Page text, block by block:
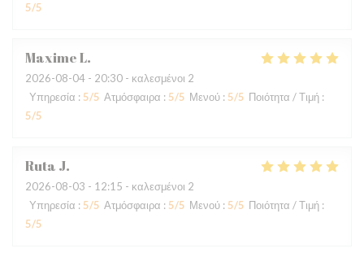
5/5
MaximeL
2026-08-04 - 20:30 - καλεσμένοι 2
Υπηρεσία : 5/5 Ατμόσφαιρα : 5/5 Μενού : 5/5 Ποιότητα / Τιμή :
5/5
Ruta J
2026-08-03 - 12:15 - καλεσμένοι 2
Υπηρεσία : 5/5 Ατμόσφαιρα : 5/5 Μενού : 5/5 Ποιότητα / Τιμή :
5/5